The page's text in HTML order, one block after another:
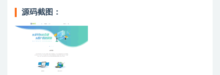
源码截图：